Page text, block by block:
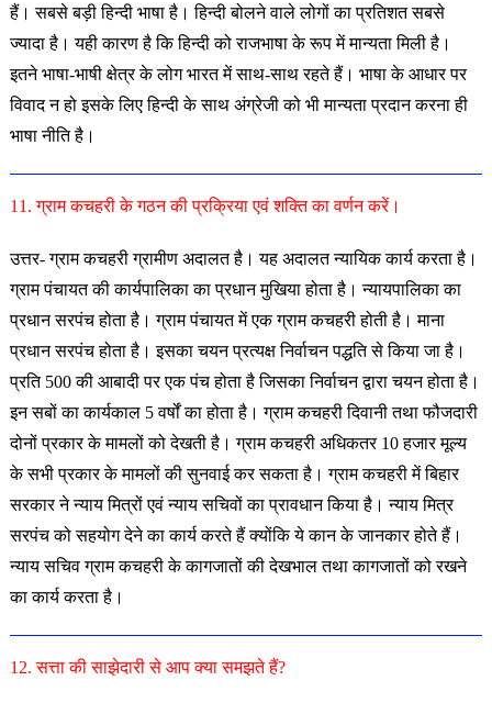
हैं। सबसे बड़ी हिन्दी भाषा है। हिन्दी बोलने वाले लोगों का प्रतिशत सबसे
ज्यादा है। यही कारण है कि हिन्दी को राजभाषा के रूप में मान्यता मिली है।
इतने भाषा-भाषी क्षेत्र के लोग भारत में साथ-साथ रहते हैं। भाषा के आधार पर
विवाद न हो इसके लिए हिन्दी के साथ अंग्रेजी को भी मान्यता प्रदान करना ही
भाषा नीति है।
11. ग्राम कचहरी के गठन की प्रक्रिया एवं शक्ति का वर्णन करें।
उत्तर- ग्राम कचहरी ग्रामीण अदालत है। यह अदालत न्यायिक कार्य करता है।
ग्राम पंचायत की कार्यपालिका का प्रधान मुखिया होता है। न्यायपालिका का
प्रधान सरपंच होता है। ग्राम पंचायत में एक ग्राम कचहरी होती है। माना
प्रधान सरपंच होता है। इसका चयन प्रत्यक्ष निर्वाचन पद्धति से किया जा है।
प्रति 500 की आबादी पर एक पंच होता है जिसका निर्वाचन द्वारा चयन होता है।
इन सबों का कार्यकाल 5 वर्षों का होता है। ग्राम कचहरी दिवानी तथा फौजदारी
दोनों प्रकार के मामलों को देखती है। ग्राम कचहरी अधिकतर 10 हजार मूल्य
के सभी प्रकार के मामलों की सुनवाई कर सकता है। ग्राम कचहरी में बिहार
सरकार ने न्याय मित्रों एवं न्याय सचिवों का प्रावधान किया है। न्याय मित्र
सरपंच को सहयोग देने का कार्य करते हैं क्योंकि ये कान के जानकार होते हैं।
न्याय सचिव ग्राम कचहरी के कागजातों की देखभाल तथा कागजातों को रखने
का कार्य करता है।
12. सत्ता की साझेदारी से आप क्या समझते हैं?